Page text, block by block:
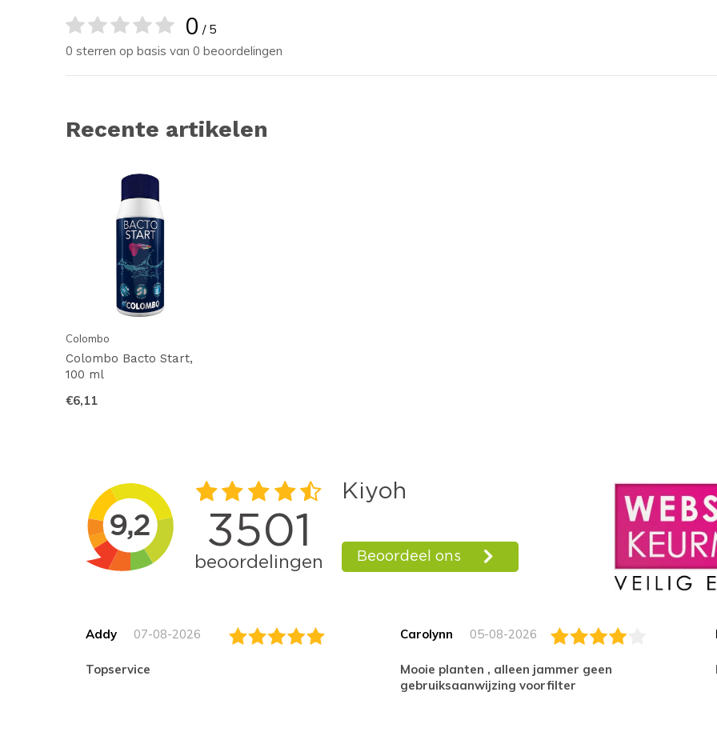
0 / 5
0 sterren op basis van 0 beoordelingen
Recente artikelen
Colombo
Colombo Bacto Start,
100 ml
€6,11
Addy 07-08-2026
topservice
Carolynn 05-08-2026
Mooie planten , alleen jammer geen
gebruiksaanwijzing voorfilter